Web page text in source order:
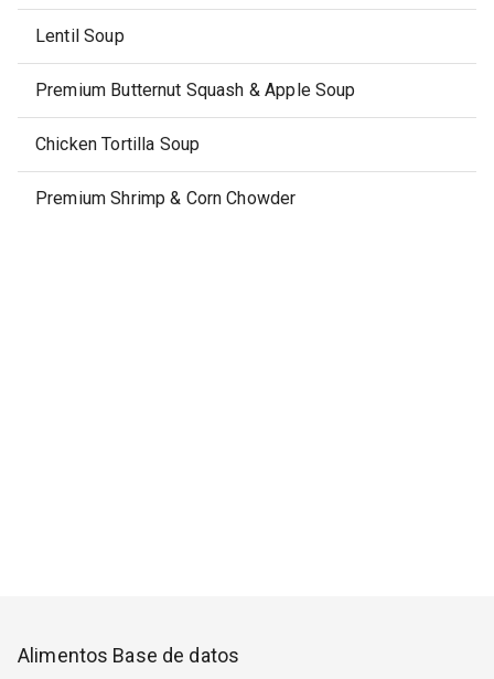
Lentil Soup
Premium Butternut Squash & Apple Soup
Chicken Tortilla Soup
Premium Shrimp & Corn Chowder
Alimentos Base de datos